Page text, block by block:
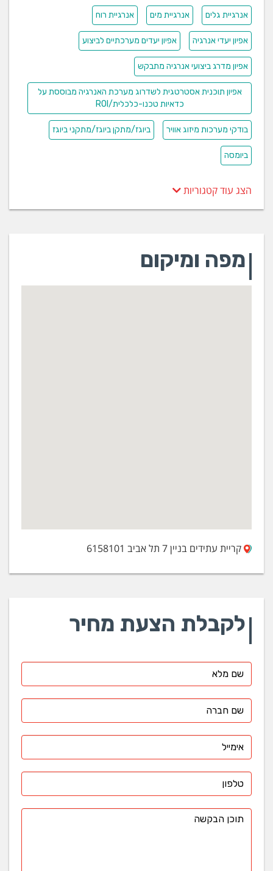
אנרגיית גלים אנרגיית מים אנרגיית רוח
אפיון יעדי אנרגיה אפיון יעדים מערכתיים לביצוע
אפיון מדרג ביצועי אנרגיה מתבקש
אפיון תוכנית אסטרטגית לשדרוג מערכת האנרגיה מבוססת על
כדאיות טכנו-כלכלית/ROI
בודקי מערכות מיזוג אוויר ביוגז/מתקן ביוגז/מתקני ביוגז
ביומסה
הצג עוד קטגוריות
מפה ומיקום
קריית עתידים בניין 7 תל אביב 6158101
לקבלת הצעת מחיר